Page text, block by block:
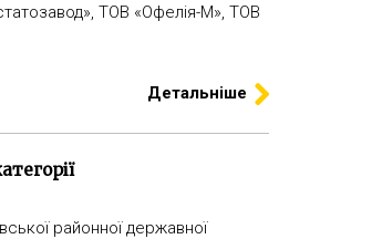
ТОВ «Офелія-М», ТОВ
Детальніше
районної державної